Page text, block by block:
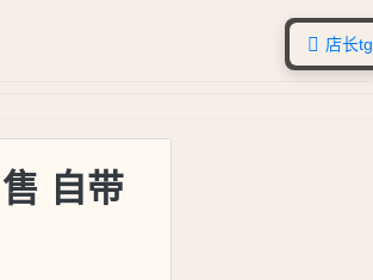
 店长tg
自带